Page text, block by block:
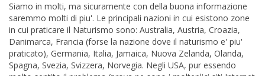
Siamo in molti, ma sicuramente con della buona informazione
saremmo molti di piu'. Le principali nazioni in cui esistono zone
in cui praticare il Naturismo sono: Australia, Austria, Croazia,
Danimarca, Francia (forse la nazione dove il naturismo e' piu'
praticato), Germania, Italia, Jamaica, Nuova Zelanda, Olanda,
Spagna, Svezia, Svizzera, Norvegia. Negli USA, pur essendo